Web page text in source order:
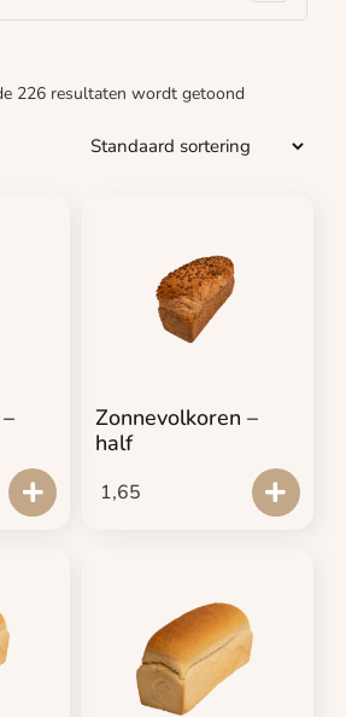
226 resultaten wordt getoond
Zonnevolkoren –
half
1,65